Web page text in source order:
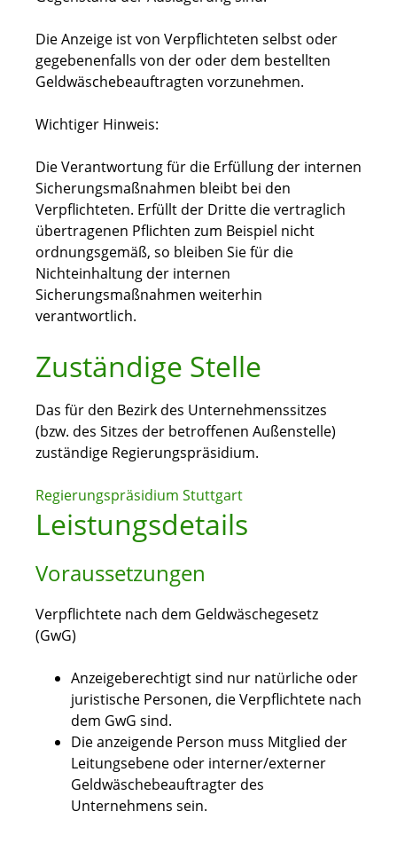
Die Anzeige ist von Verpflichteten selbst oder
gegebenenfalls von der oder dem bestellten
Geldwäschebeauftragten vorzunehmen.
Wichtiger Hinweis:
Die Verantwortung für die Erfüllung der internen
Sicherungsmaßnahmen bleibt bei den
Verpflichteten. Erfüllt der Dritte die vertraglich
übertragenen Pflichten zum Beispiel nicht
ordnungsgemäß, so bleiben Sie für die
Nichteinhaltung der internen
Sicherungsmaßnahmen weiterhin
verantwortlich.
Zuständige Stelle
Das für den Bezirk des Unternehmenssitzes
(bzw. des Sitzes der betroffenen Außenstelle)
zuständige Regierungspräsidium.
Regierungspräsidium Stuttgart
Leistungsdetails
Voraussetzungen
Verpflichtete nach dem Geldwäschegesetz
(GwG)
Anzeigeberechtigt sind nur natürliche oder
juristische Personen, die Verpflichtete nach
dem GwG sind.
Die anzeigende Person muss Mitglied der
Leitungsebene oder interner/externer
Geldwäschebeauftragter des
Unternehmens sein.